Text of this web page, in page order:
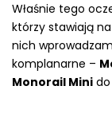
Właśnie tego
którzy stawiają
nich
komplanarne –
Monorail Mini